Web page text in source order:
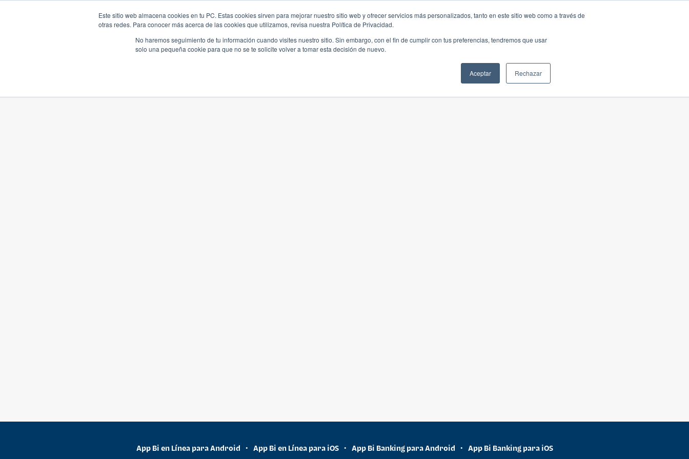
Este sitio web almacena cookies en tu PC. Estas cookies sirven para mejorar nuestro sitio web y ofrecer servicios más personalizados, tanto en este sitio web como a través de
otras redes. Para conocer más acerca de las cookies que utilizamos, revisa nuestra Política de Privacidad.
No haremos seguimiento de tu información cuando visites nuestro sitio. Sin embargo, con el fin de cumplir con tus preferencias, tendremos que usar
solo una pequeña cookie para que no se te solicite volver a tomar esta decisión de nuevo.
Aceptar Rechazar
App Bi en Línea para Android • App Bi en Línea para iOS • App Bi Banking para Android • App Bi Banking para iOS